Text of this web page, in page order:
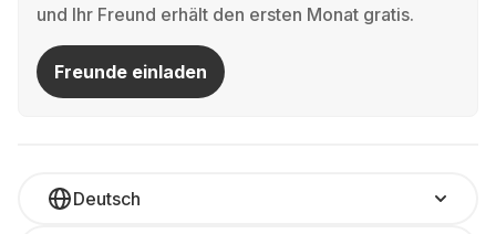
und Ihr Freund erhält den ersten Monat gratis.
Freunde einladen
Deutsch